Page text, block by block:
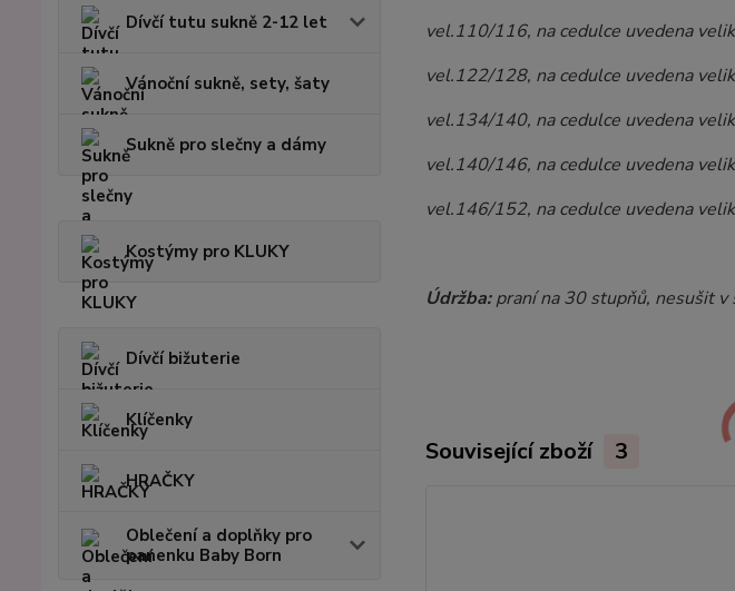
Dívčí tutu sukně 2-12 let
Vánoční sukně, sety, šaty
Sukně pro slečny a dámy
Kostýmy pro KLUKY
Dívčí bižuterie
Klíčenky
HRAČKY
Oblečení a doplňky pro
panenku Baby Born
vel.110/116, na cedulce uvedena
vel.122/128, na cedulce uvedena
vel.134/140, na cedulce uvedena
vel.140/146, na cedulce uvedena
vel.146/152, na cedulce uvedena
Údržba:praní na 30 stupňů, nesušit v
Související zboží 3